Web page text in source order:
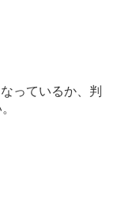
っているか、判